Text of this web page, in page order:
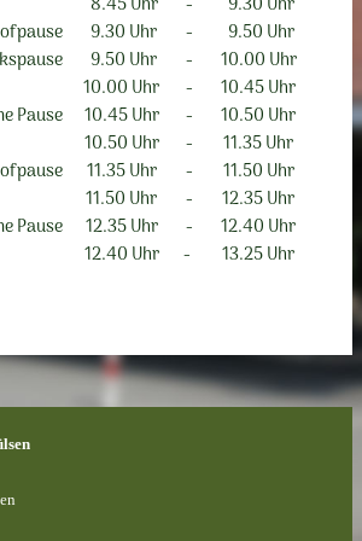
9.30 Uhr -
9.50 Uhr
9.50 Uhr -
10.00 Uhr
10.00 Uhr -
10.45 Uhr
Pause
10.45 Uhr -
10.50 Uhr
10.50 Uhr -
11.35 Uhr
11.35 Uhr -
11.50 Uhr
11.50 Uhr -
12.35 Uhr
Pause
12.35 Uhr -
12.40 Uhr
12.40 Uhr - 13.25 Uhr